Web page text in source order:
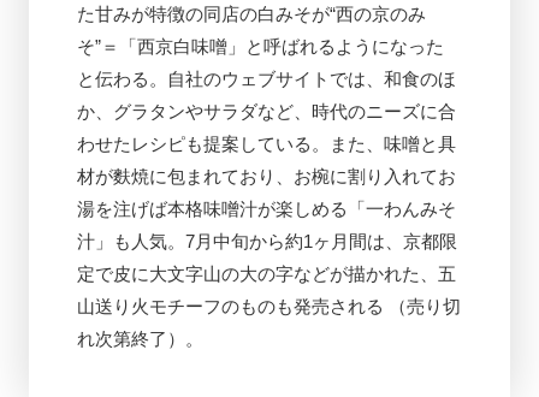
た甘みが特徴の同店の白みそが“西の京のみ
そ”＝「西京白味噌」と呼ばれるようになった
と伝わる。自社のウェブサイトでは、和食のほ
か、グラタンやサラダなど、時代のニーズに合
わせたレシピも提案している。また、味噌と具
材が麩焼に包まれており、お椀に割り入れてお
湯を注げば本格味噌汁が楽しめる「一わんみそ
汁」も人気。7月中旬から約1ヶ月間は、京都限
定で皮に大文字山の大の字などが描かれた、五
山送り火モチーフのものも発売される （売り切
れ次第終了）。